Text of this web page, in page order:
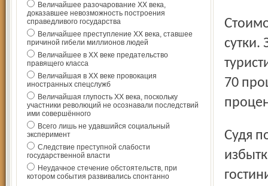
Величайшее разочарование ХХ века,
доказавшее невозможность построения
справедливого государства
Величайшее преступление ХХ века, ставшее
причиной гибели миллионов людей
Величайшее в ХХ веке предательство
правящего класса
Величайшая в ХХ веке провокация
иностранных спецслужб
Величайшая глупость ХХ века, поскольку
участники революций не осознавали последствий
ими совершённого
Всего лишь не удавшийся социальный
эксперимент
Следствие преступной слабости
государственной власти
Неудачное стечение обстоятельств, при
котором события развивались спонтанно
Стоимость номеров - от 700 до 5000 и более рублей за
сутки.
70
Судя по этим цифрам, гостиниц в Ярославле даже с